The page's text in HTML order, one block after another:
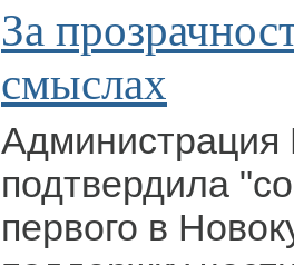
За
смыслах
Администрация
подтвердила
первого в